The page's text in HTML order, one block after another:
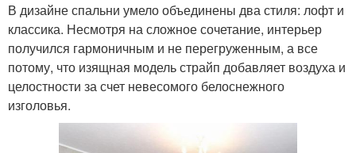
В дизайне спальни умело объединены два стиля: лофт и
классика. Несмотря на сложное сочетание, интерьер
получился гармоничным и не перегруженным, а все
потому, что изящная модель страйп добавляет воздуха и
целостности за счет невесомого белоснежного
изголовья.